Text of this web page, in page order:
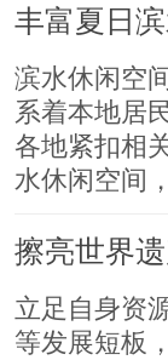
丰富夏日
滨水休闲空
系着本地居
各地紧扣相
水休闲空间
擦亮世界
立足自身资
等发展短板